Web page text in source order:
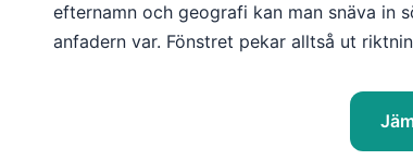
efternamn och geografi kan man snäva in
anfadern var. Fönstret pekar alltså ut